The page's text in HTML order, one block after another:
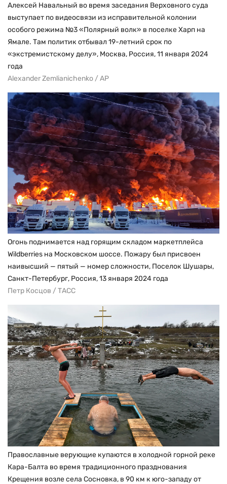
Алексей Навальный во время заседания Верховного суда
выступает по видеосвязи из исправительной колонии
особого режима №3 «Полярный волк» в поселке Харп на
Ямале. Там политик отбывал 19-летний срок по
«экстремистскому делу», Москва, Россия, 11 января 2024
года
Alexander Zemlianichenko / AP
Огонь поднимается над горящим складом маркетплейса
Wildberries на Московском шоссе. Пожару был присвоен
наивысший — пятый — номер сложности, Поселок Шушары,
Санкт-Петербург, Россия, 13 января 2024 года
Петр Косцов / ТАСС
Православные верующие купаются в холодной горной реке
Кара-Балта во время традиционного празднования
Крещения возле села Сосновка, в 90 км к юго-западу от